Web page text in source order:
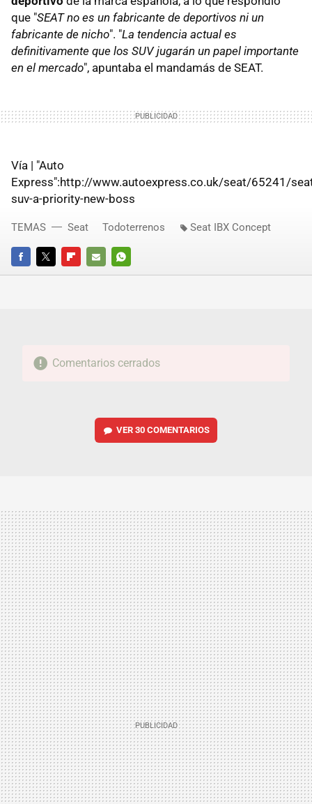
que "SEAT no es un fabricante de deportivos ni un
fabricante de nicho". "La tendencia actual es
definitivamente que los SUV jugarán un papel importante
en el mercado", apuntaba el mandamás de SEAT.
Vía | "Auto
Express":http://www.autoexpress.co.uk/seat/65241/
suv-a-priority-new-boss
FACEBOOKTWITTERFLIPBOARD
E-
WHATSAPP
TEMAS Seat Todoterrenos Seat IBX Concept
Comentarios cerrados
VER 30 COMENTARIOS